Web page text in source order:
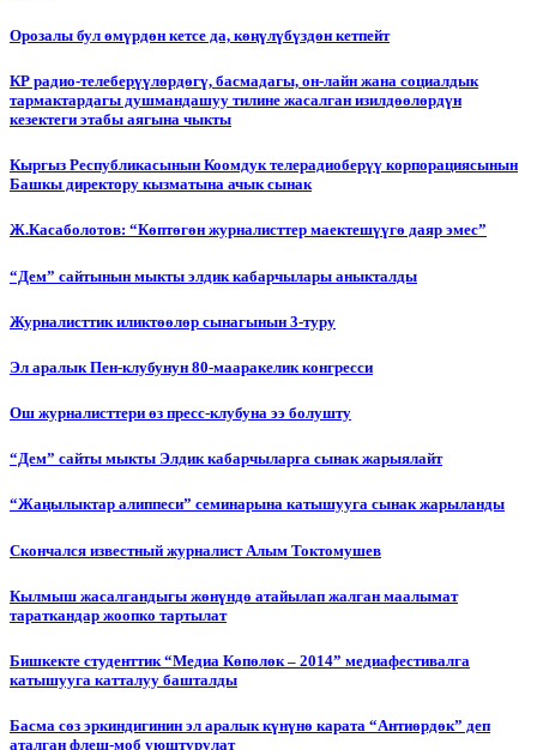
Орозалы бул өмүрдөн кетсе да, көңүлүбүздөн кетпейт
КР радио-телеберүүлөрдөгү, басмадагы, он-лайн жана социалдык
тармактардагы душмандашуу тилине жасалган изилдөөлөрдүн
кезектеги этабы аягына чыкты
Кыргыз Республикасынын Коомдук телерадиоберүү корпорациясынын
Башкы директору кызматына ачык сынак
Ж.Касаболотов: “Көптөгөн журналисттер маектешүүгө даяр эмес”
“Дем” сайтынын мыкты элдик кабарчылары аныкталды
Журналисттик иликтөөлөр сынагынын 3-туру
Эл аралык Пен-клубунун 80-мааракелик конгресси
Ош журналисттери өз пресс-клубуна ээ болушту
“Дем” сайты мыкты Элдик кабарчыларга сынак жарыялайт
“Жаңылыктар алиппеси” семинарына катышууга сынак жарыланды
Cкончался известный журналист Алым Токтомушев
Кылмыш жасалгандыгы жөнүндө атайылап жалган маалымат
тараткандар жоопко тартылат
Бишкекте студенттик “Медиа Көпөлөк – 2014” медиафестивалга
катышууга катталуу башталды
Басма сөз эркиндигинин эл аралык күнүнө карата “Антиөрдөк” деп
аталган флеш-моб уюштурулат